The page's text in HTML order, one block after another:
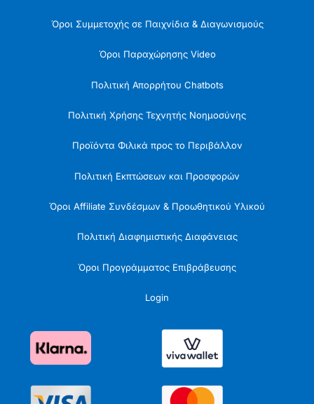
Όροι Συμμετοχής σε Παιχνίδια & Διαγωνισμούς
Όροι Παραχώρησης Video
Πολιτική Απορρήτου Chatbots
Πολιτική Χρήσης Τεχνητής Νοημοσύνης
Προϊόντα Φιλικά προς το Περιβάλλον
Πολιτική Εκπτώσεων και Προσφορών
Όροι Affiliate Συνδέσμων & Προωθητικού Υλικού
Πολιτική Διαφημιστικής Διαφάνειας
Όροι Προγράμματος Επιβράβευσης
Login